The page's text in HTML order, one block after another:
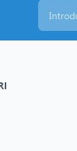
necesită